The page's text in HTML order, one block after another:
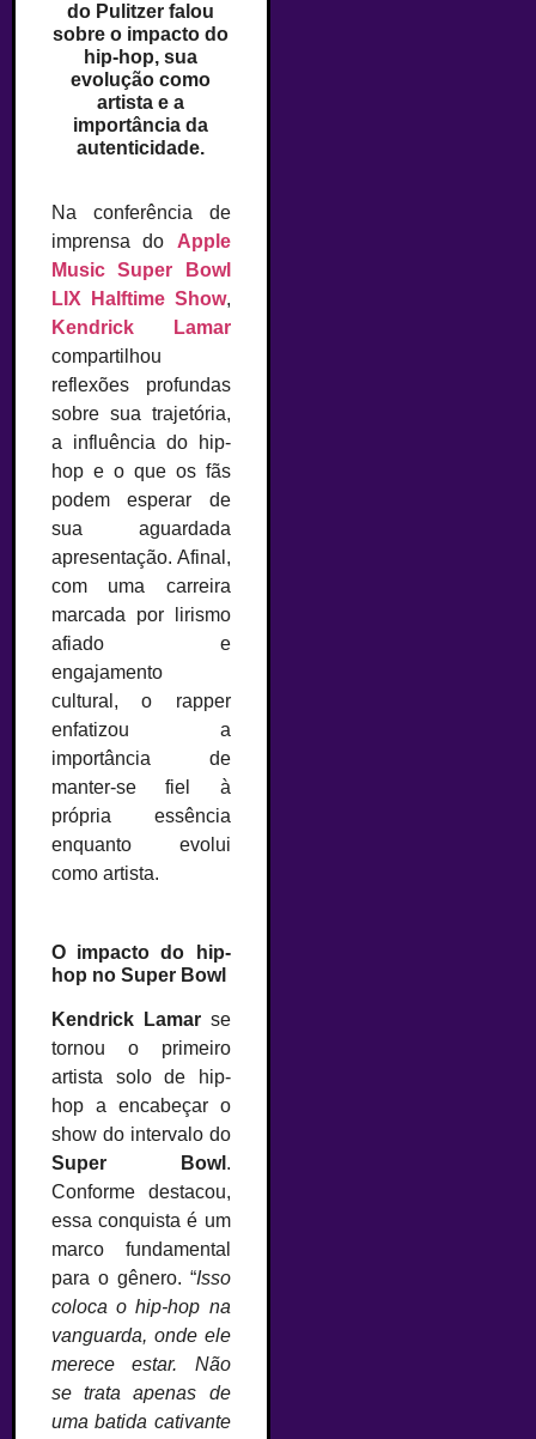
do Pulitzer falou
sobre o impacto do
hip-hop, sua
evolução como
artista e a
importância da
autenticidade.
Na conferência de
imprensa do Apple
Music Super Bowl
LIX Halftime Show,
Kendrick Lamar
compartilhou
reflexões profundas
sobre sua trajetória,
a influência do hip-
hop e o que os fãs
podem esperar de
sua aguardada
apresentação. Afinal,
com uma carreira
marcada por lirismo
afiado e
engajamento
cultural, o rapper
enfatizou a
importância de
manter-se fiel à
própria essência
enquanto evolui
como artista.
O impacto do hip-
hop no Super Bowl
Kendrick Lamarse
tornou o primeiro
artista solo de hip-
hop a encabeçar o
show do intervalo do
Super Bowl .
Conforme destacou,
essa conquista é um
marco fundamental
para o gênero. “Isso
coloca o hip-hop na
vanguarda, onde ele
merece estar. Não
se trata apenas de
uma batida cativante